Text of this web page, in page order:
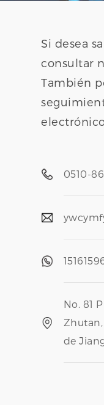
Si desea
consultar
También
0510-
No. 81
de